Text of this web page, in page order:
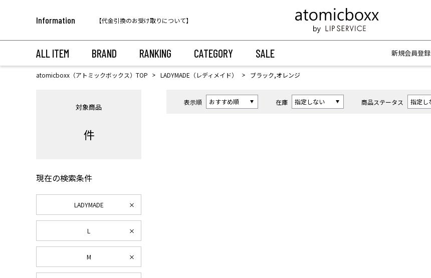
Information
【代金引換のお受け取りについて】
【重要】予約商品のお支払い方法（代金引換）変更に関するお知らせ
ALL ITEM BRAND RANKING CATEGORY SALE 新規会員登録
atomicboxx（アトミックボックス）TOP LADYMADE（レディメイド） ブラック,オレンジ
表示順 在庫 商品ステータス
対象商品
件
現在の検索条件
LADYMADE
L
M